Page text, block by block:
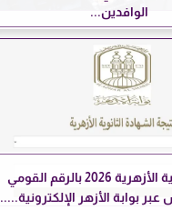
الوافدين...
نتيجة الثانوية الأزهرية 2026 بالرقم القومي
بوابة الأزهر الإلكترونية.....